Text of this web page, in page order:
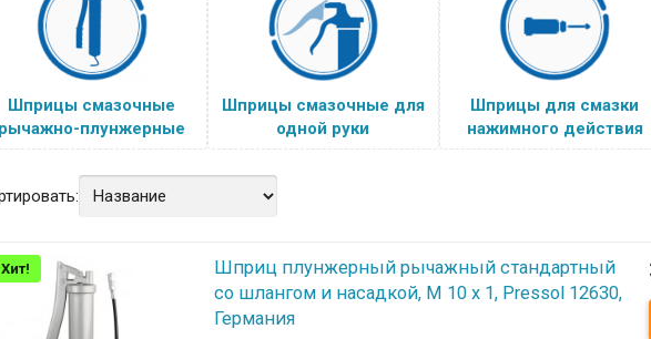
Шприцы смазочные
рычажно-плунжерные
Шприцы смазочные для
одной руки
Шприцы для смазки
нажимного действия
Хит!
Шприц плунжерный рычажный стандартный
со шлангом и насадкой, M 10 x 1, Pressol 12630,
Германия